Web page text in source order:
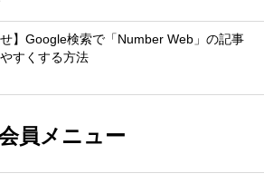
せ】Google検索で「Number Web」の記事
すくする方法
員メニュー